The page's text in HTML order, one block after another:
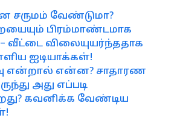
சருமம் வேண்டுமா?
பிரம்மாண்டமாக
வீட்டை விலையுயர்ந்ததாக
ஐடியாக்கள்!
என்றால் என்ன? சாதாரண
அது எப்படி
கவனிக்க வேண்டிய